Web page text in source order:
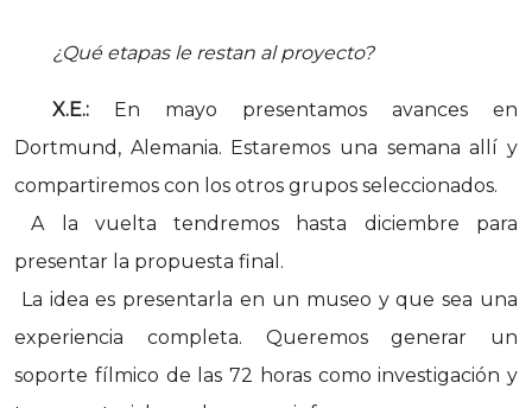
¿Qué etapas le restan al proyecto?
X.E.: En mayo presentamos avances en
Dortmund, Alemania. Estaremos una semana allí y
compartiremos con los otros grupos seleccionados.
A la vuelta tendremos hasta diciembre para
presentar la propuesta final.
La idea es presentarla en un museo y que sea una
experiencia completa. Queremos generar un
soporte fílmico de las 72 horas como investigación y